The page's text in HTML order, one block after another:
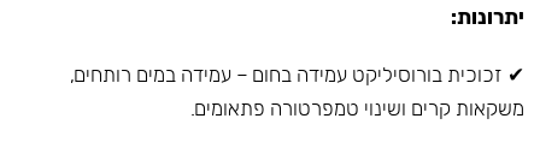
יתרונות:
✔ זכוכית בורוסיליקט עמידה בחום – עמידה במים רותחים,
משקאות קרים ושינוי טמפרטורה פתאומים.